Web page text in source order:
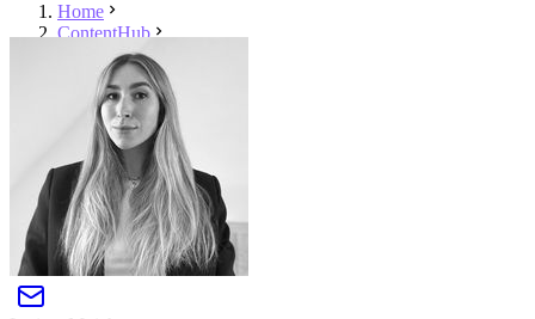
Home
ContentHub
Larissa Mnich